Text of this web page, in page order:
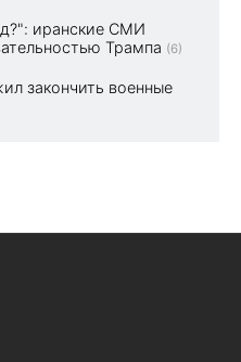
иранские СМИ
Трампа (6)
закончить военные